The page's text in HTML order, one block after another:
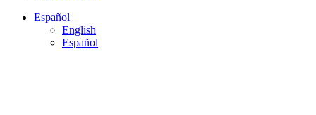
Español
English
Español